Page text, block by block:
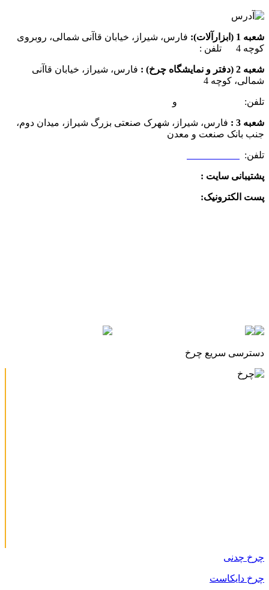
شعبه 1 (ابزارآلات):
فارس، شیراز، خیابان قاآنی شمالی، روبروی
کوچه 4 تلفن :
شعبه 2 (دفتر و نمایشگاه چرخ) :
فارس، شیراز، خیابان قاآنی
شمالی، کوچه 4
تلفن: و
شعبه 3 :
فارس، شیراز، شهرک صنعتی بزرگ شیراز، میدان دوم،
جنب بانک صنعت و معدن
تلفن:
پشتیبانی سایت :
پست الکترونیک:
دسترسی سریع چرخ
چرخ چدنی
چرخ دایکاست